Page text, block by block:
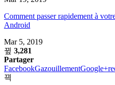
Comment passer rapidement à
Android
Mar 5, 2019
3,281
Partager
FacebookGazouillementGoogle+